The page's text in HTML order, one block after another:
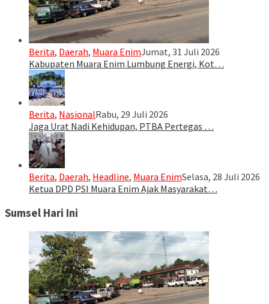
Berita, Daerah, Muara EnimJumat, 31 Juli 2026
Kabupaten Muara Enim Lumbung Energi, Kot…
Berita, NasionalRabu, 29 Juli 2026
Jaga Urat Nadi Kehidupan, PTBA Pertegas …
Berita, Daerah, Headline, Muara EnimSelasa, 28 Juli 2026
Ketua DPD PSI Muara Enim Ajak Masyarakat…
Sumsel Hari Ini